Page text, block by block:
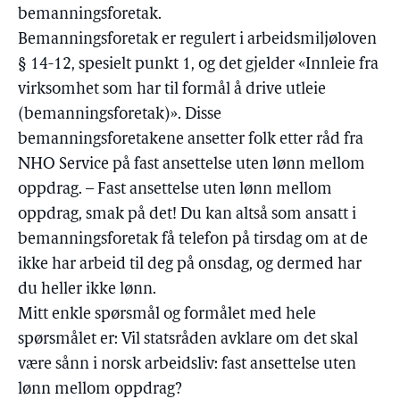
bemanningsforetak.
Bemanningsforetak er regulert i arbeidsmiljøloven
§ 14-12, spesielt punkt 1, og det gjelder «Innleie fra
virksomhet som har til formål å drive utleie
(bemanningsforetak)». Disse
bemanningsforetakene ansetter folk etter råd fra
NHO Service på fast ansettelse uten lønn mellom
oppdrag. – Fast ansettelse uten lønn mellom
oppdrag, smak på det! Du kan altså som ansatt i
bemanningsforetak få telefon på tirsdag om at de
ikke har arbeid til deg på onsdag, og dermed har
du heller ikke lønn.
Mitt enkle spørsmål og formålet med hele
spørsmålet er: Vil statsråden avklare om det skal
være sånn i norsk arbeidsliv: fast ansettelse uten
lønn mellom oppdrag?